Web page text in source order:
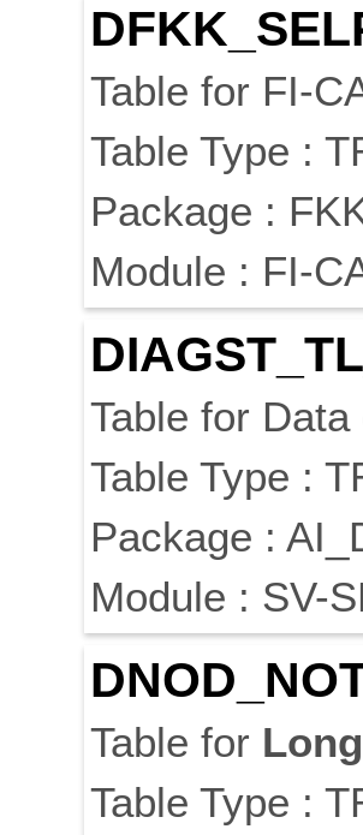
Table for FI-
Table Type :
Package :
Module : FI-
Table for Data
Table Type :
Package :
Module : SV-
Table for Long
Table Type :